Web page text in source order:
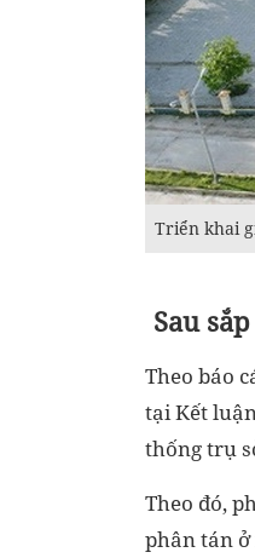
‎Triển khai
Sau
Theo báo
tại Kết
thống trụ
Theo đó,
phân tán